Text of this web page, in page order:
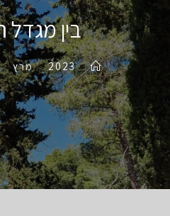
בין
>
2023
> מרץ >